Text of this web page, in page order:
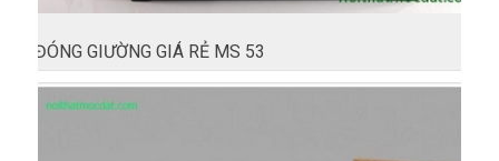
ĐÓNG GIƯỜNG GIÁ RẺ MS 53